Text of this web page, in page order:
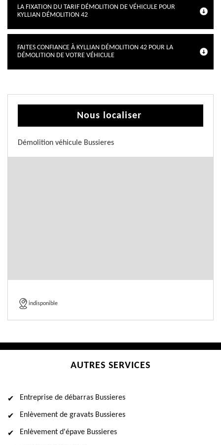
LA FIXATION DU TARIF DÉMOLITION DE VÉHICULE POUR
KYLLIAN DÉMOLITION 42
FAITES CONFIANCE À KYLLIAN DÉMOLITION 42 POUR LA
DÉMOLITION DE VOTRE VÉHICULE
Nous localiser
Démolition véhicule Bussieres
indisponible
AUTRES SERVICES
Entreprise de débarras Bussieres
Enlèvement de gravats Bussieres
Enlèvement d'épave Bussieres